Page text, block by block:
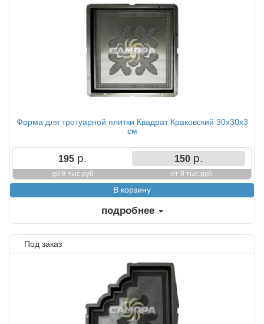
Форма для тротуарной плитки Квадрат Краковский 30х30х3
см
195 р.
до 8 тыс.руб
150р.
от 8 тыс.руб
подробнее
Под заказ